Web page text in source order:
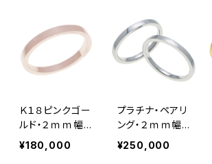
Ｋ１８ピンクゴー
ルド・２ｍｍ幅・
平打ちリング
¥180,000
プラチナ・ペアリ
ング・２ｍｍ幅・
平打ちリング
¥250,000